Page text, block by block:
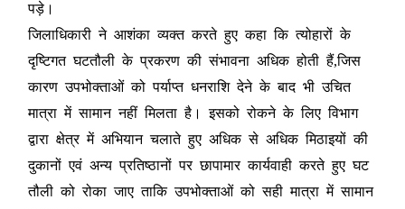
पड़े।
जिलाधिकारी ने आशंका व्यक्त करते हुए कहा कि त्योहारों के
दृष्टिगत घटतौली के प्रकरण की संभावना अधिक होती हैं,जिस
कारण उपभोक्ताओं को पर्याप्त धनराशि देने के बाद भी उचित
मात्रा में सामान नहीं मिलता है। इसको रोकने के लिए विभाग
द्वारा क्षेत्र में अभियान चलाते हुए अधिक से अधिक मिठाइयों की
दुकानों एवं अन्य प्रतिष्ठानों पर छापामार कार्यवाही करते हुए घट
तौली को रोका जाए ताकि उपभोक्ताओं को सही मात्रा में सामान